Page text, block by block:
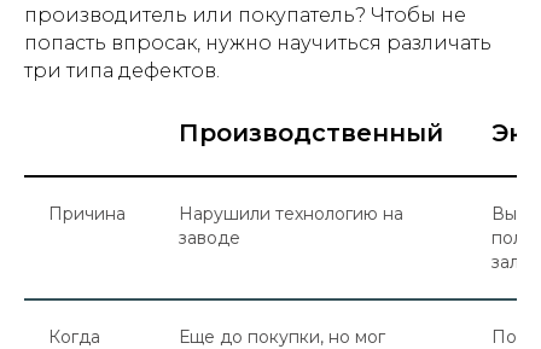
производитель или покупатель? Чтобы не
попасть впросак, нужно научиться различать
три типа дефектов.
Производственный
Причина
Нарушили технологию на
заводе
Вы
Когда
Еще до покупки, но мог